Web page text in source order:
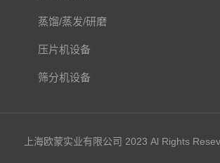
蒸馏/蒸发/研磨
压片机设备
筛分机设备
上海欧蒙实业有限公司 2023 Al Rights